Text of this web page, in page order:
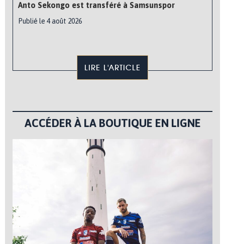
Anto Sekongo est transféré à Samsunspor
Publié le 4 août 2026
LIRE L'ARTICLE
ACCÉDER À LA BOUTIQUE EN LIGNE